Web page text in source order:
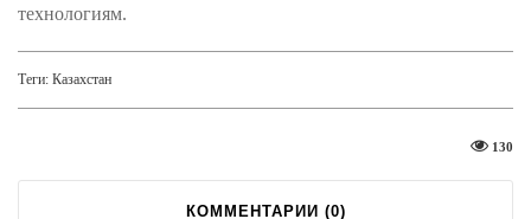
технологиям.
Теги: Казахстан
130
КОММЕНТАРИИ (0)